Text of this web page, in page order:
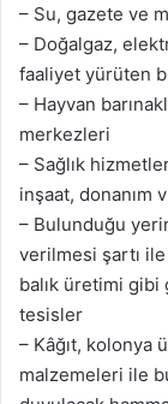
– Su, gazete ve
– Doğalgaz,
faaliyet yürüten
– Hayvan
merkezleri
– Sağlık
inşaat, donanım
– Bulunduğu
verilmesi şartı
balık üretimi gibi
tesisler
– Kâğıt, kolonya
malzemeleri ile